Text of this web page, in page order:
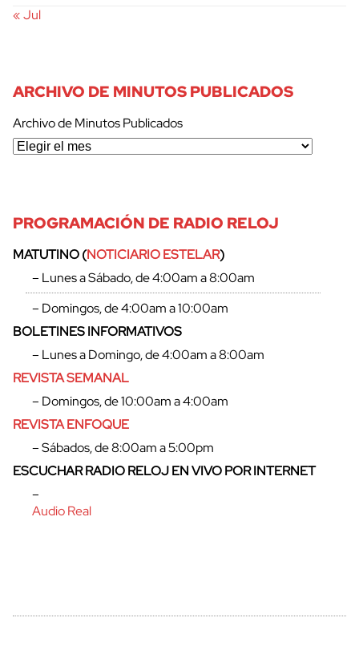
cerrar
« Jul
ARCHIVO DE MINUTOS PUBLICADOS
Archivo de Minutos Publicados
PROGRAMACIÓN DE RADIO RELOJ
MATUTINO (NOTICIARIO ESTELAR)
– Lunes a Sábado, de 4:00am a 8:00am
– Domingos, de 4:00am a 10:00am
BOLETINES INFORMATIVOS
– Lunes a Domingo, de 4:00am a 8:00am
REVISTA SEMANAL
– Domingos, de 10:00am a 4:00am
REVISTA ENFOQUE
– Sábados, de 8:00am a 5:00pm
ESCUCHAR RADIO RELOJ EN VIVO POR INTERNET
–
Audio Real